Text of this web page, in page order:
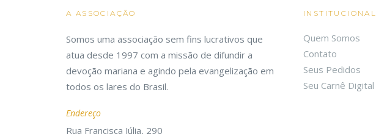
A ASSOCIAÇÃO
Somos uma associação sem fins lucrativos que
atua desde 1997 com a missão de difundir a
devoção mariana e agindo pela evangelização em
todos os lares do Brasil.
Endereço
Rua Francisca Júlia, 290
INSTITUCIONAL
Quem Somos
Contato
Seus Pedidos
Seu Carnê Digital